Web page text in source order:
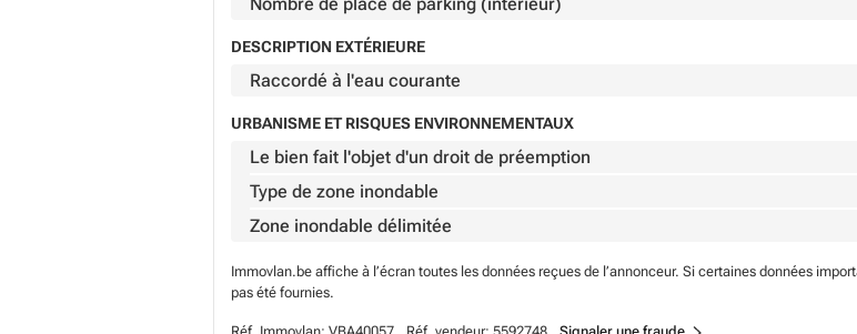
DESCRIPTION EXTÉRIEURE
Raccordé à l'eau courante
URBANISME ET RISQUES ENVIRONNEMENTAUX
Le bien fait l'objet d'un droit de préemption
Type de zone inondable
Zone inondable délimitée
Immovlan.be affiche à l’écran toutes les données reçues de l’annonceur. Si certaines données
pas été fournies.